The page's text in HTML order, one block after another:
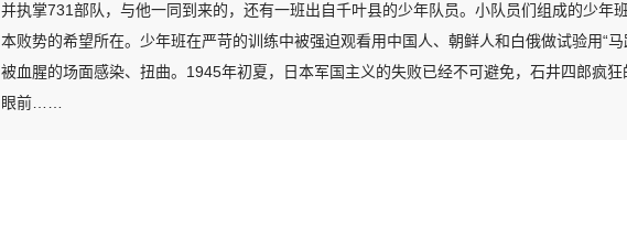
并执掌731部队，与他一同到来的，还有一班出自千叶县的少年队员。小队员们组成的少年
本败势的希望所在。少年班在严苛的训练中被强迫观看用中国人、朝鲜人和白俄做试验用“
被血腥的场面感染、扭曲。1945年初夏，日本军国主义的失败已经不可避免，石井四郎疯
眼前……